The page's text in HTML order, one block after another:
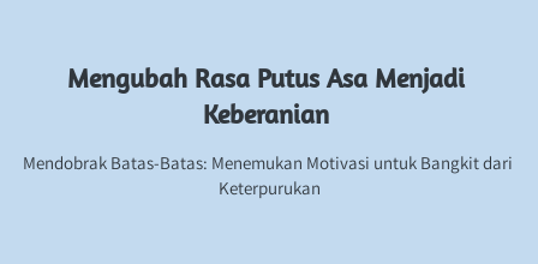
Mengubah Rasa Putus Asa Menjadi
Keberanian
Mendobrak Batas-Batas: Menemukan Motivasi untuk Bangkit dari
Keterpurukan